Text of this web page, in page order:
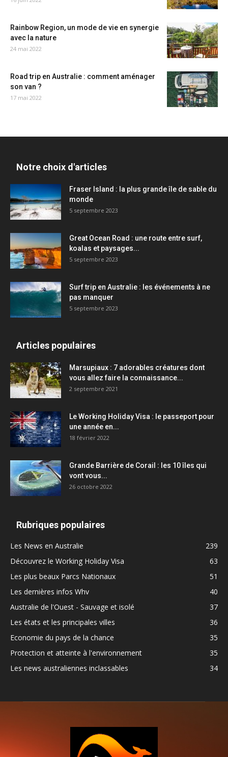
Rainbow Region, un mode de vie en synergie
avec la nature
24 mai 2022
Road trip en Australie : comment aménager
son van ?
17 mai 2022
Notre choix d'articles
Fraser Island : la plus grande île de sable du
monde
5 septembre 2023
Great Ocean Road : une route entre surf,
koalas et paysages...
5 septembre 2023
Surf trip en Australie : les événements à ne
pas manquer
5 septembre 2023
Articles populaires
Marsupiaux : 7 adorables créatures dont
vous allez faire la connaissance...
2 septembre 2021
Le Working Holiday Visa : le passeport pour
une année en...
18 février 2022
Grande Barrière de Corail : les 10 îles qui
vont vous...
26 octobre 2022
Rubriques populaires
Les News en Australie
239
Découvrez le Working Holiday Visa
63
Les plus beaux Parcs Nationaux
51
Les dernières infos Whv
40
Australie de l'Ouest - Sauvage et isolé
37
Les états et les principales villes
36
Economie du pays de la chance
35
Protection et atteinte à l'environnement
35
Les news australiennes inclassables
34